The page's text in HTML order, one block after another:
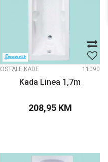
OSTALE KADE 11090
Kada Linea 1,7m
208,95 KM